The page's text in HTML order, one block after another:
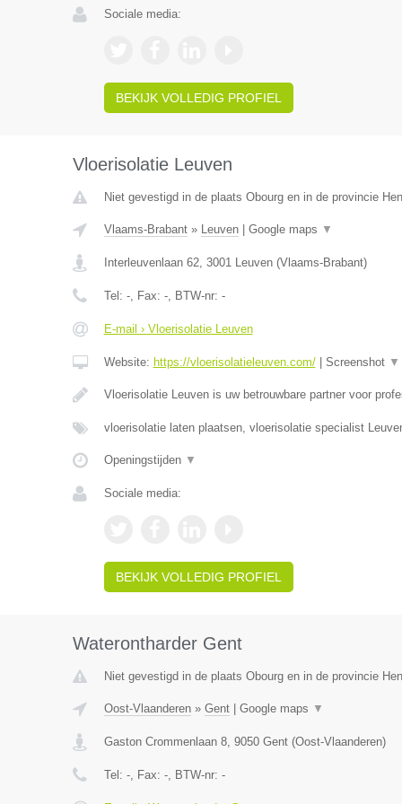
Sociale media:
BEKIJK VOLLEDIG PROFIEL
Vloerisolatie Leuven
Niet gevestigd in de plaats Obourg en in de provincie
Vlaams-Brabant» Leuven| Google maps ▼
Interleuvenlaan 62, 3001 Leuven(Vlaams-Brabant)
Tel: -, Fax: -, BTW-nr: -
E-mail › Vloerisolatie Leuven
Website: https://vloerisolatieleuven.com/| Screenshot ▼
Vloerisolatie Leuven is uw betrouwbare partner voor
vloerisolatie laten plaatsen, vloerisolatie specialist
Openingstijden ▼
Sociale media:
BEKIJK VOLLEDIG PROFIEL
Waterontharder Gent
Niet gevestigd in de plaats Obourg en in de provincie
Oost-Vlaanderen» Gent| Google maps ▼
Gaston Crommenlaan 8, 9050 Gent(Oost-Vlaanderen)
Tel: -, Fax: -, BTW-nr: -